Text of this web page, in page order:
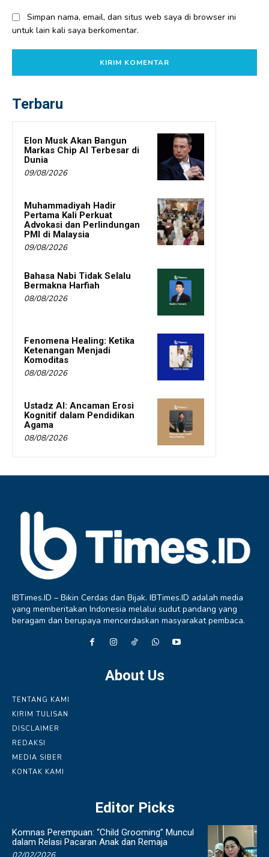
Simpan nama, email, dan situs web saya di browser ini
untuk lain kali saya berkomentar.
Terbaru
Elon Musk Akan Bangun
Markas Chip AI Terbesar di
Dunia
09/08/2026
Muhammadiyah Hadir
Pertama Kali Perkuat
Advokasi dan Perlindungan
PMI di Malaysia
09/08/2026
Bahasa Nabi Tidak Selalu
Bermakna Harfiah
08/08/2026
Fenomena Healing: Ketika
Ketenangan Menjadi
Komoditas
08/08/2026
Ustadz AI: Ancaman Erosi
Kognitif dalam Pendidikan
Agama
08/08/2026
IBTimes.ID – Bikin Cerdas dan Bijak. IBTimes.ID adalah media
yang memberitakan Indonesia melalui sudut pandang yang
beragam dan berupaya mencerdaskan masyarakat pembaca.
About Us
TENTANG KAMI
KIRIM TULISAN
DISCLAIMER
REDAKSI
MEDIA SIBER
KONTAK KAMI
Editor Picks
Komnas Perempuan: “Child Grooming” Muncul
dalam Relasi Pacaran Anak dan Remaja